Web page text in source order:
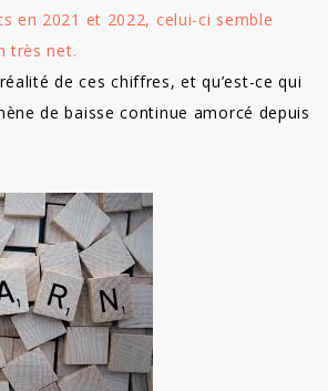
en 2021 et 2022, celui-ci semble
très net.
de ces chiffres, et qu’est-ce qui
de baisse continue amorcé depuis